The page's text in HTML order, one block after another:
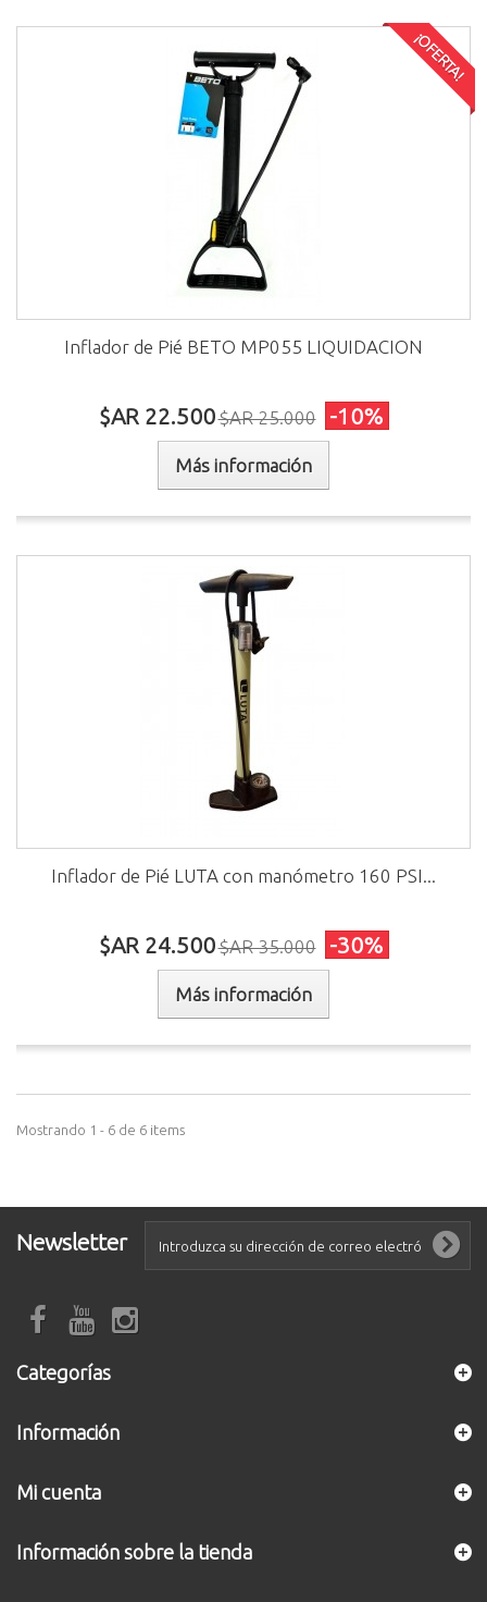
¡OFERTA!
Inflador de Pié BETO MP055 LIQUIDACION
$AR 22.500$AR 25.000 -10%
Más información
Inflador de Pié LUTA con manómetro 160 PSI...
$AR 24.500$AR 35.000 -30%
Más información
Mostrando 1 - 6 de 6 items
Newsletter
Categorías
Información
Mi cuenta
Información sobre la tienda